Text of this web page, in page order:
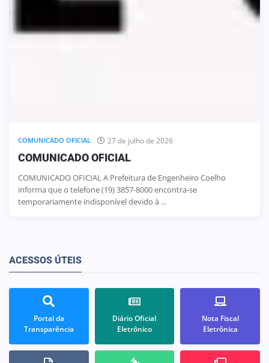
COMUNICADO OFICIAL 27 de julho de 2026
COMUNICADO OFICIAL
COMUNICADO OFICIAL A Prefeitura de Engenheiro Coelho
informa que o telefone (19) 3857-8000 encontra-se
temporariamente indisponível devido à ...
ACESSOS ÚTEIS
Portal da
Transparência
Diário Oficial
Eletrônico
Nota Fiscal
Eletrônica